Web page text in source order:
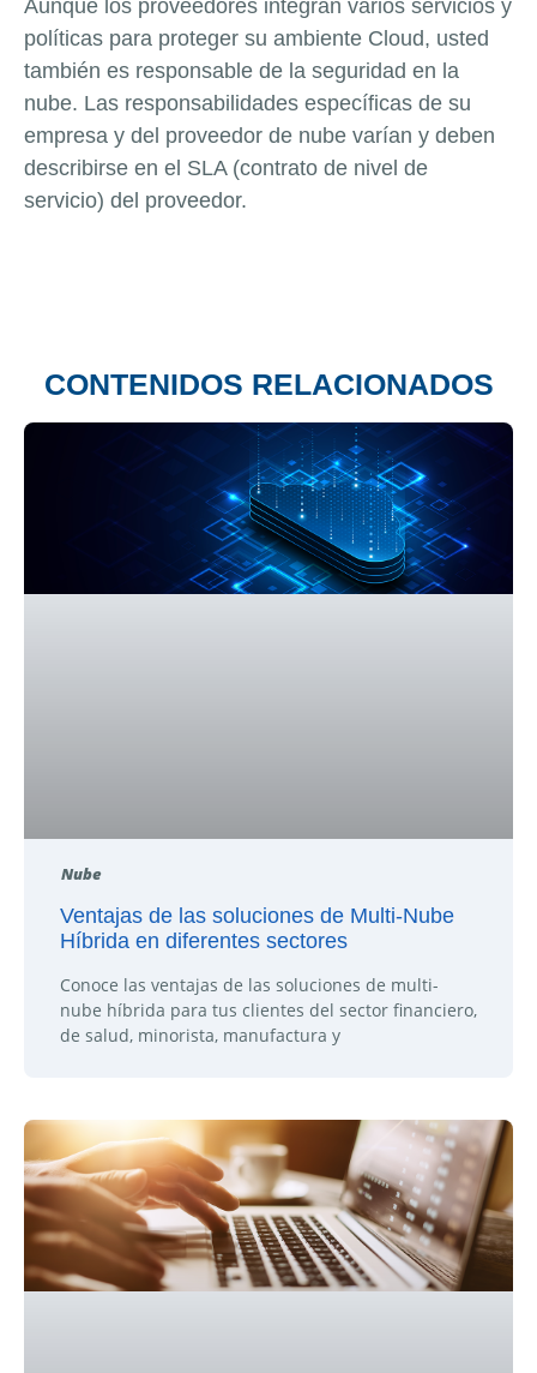
Aunque los proveedores integran varios servicios y
políticas para proteger su ambiente Cloud, usted
también es responsable de la seguridad en la
nube. Las responsabilidades específicas de su
empresa y del proveedor de nube varían y deben
describirse en el SLA (contrato de nivel de
servicio) del proveedor.
CONTENIDOS RELACIONADOS
Nube
Ventajas de las soluciones de Multi-Nube
Híbrida en diferentes sectores
Conoce las ventajas de las soluciones de multi-
nube híbrida para tus clientes del sector financiero,
de salud, minorista, manufactura y